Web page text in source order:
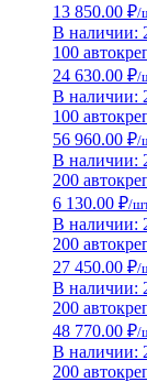
13 850.00 ₽/
В наличии:
100
24 630.00 ₽/
В наличии:
100
56 960.00 ₽/
В наличии:
200
6 130.00 ₽/
В наличии:
200
27 450.00 ₽/
В наличии:
200
48 770.00 ₽/
В наличии:
200